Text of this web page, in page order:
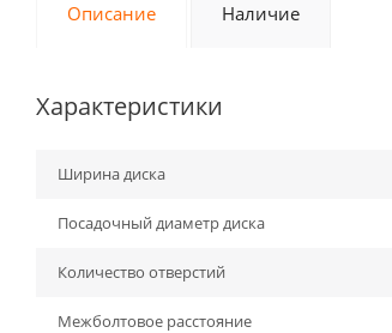
Описание Наличие
Характеристики
Ширина диска
Посадочный диаметр диска
Количество отверстий
Межболтовое расстояние